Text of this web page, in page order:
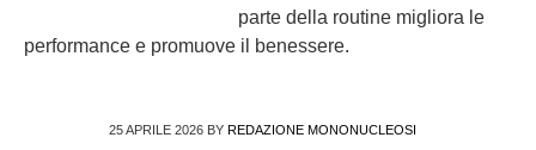
parte della routine migliora le
performance e promuove il benessere.
25 APRILE 2026BY REDAZIONE MONONUCLEOSI